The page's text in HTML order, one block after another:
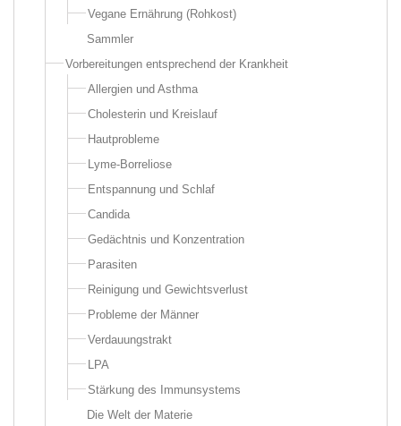
Vegane Ernährung (Rohkost)
Sammler
Vorbereitungen entsprechend der Krankheit
Allergien und Asthma
Cholesterin und Kreislauf
Hautprobleme
Lyme-Borreliose
Entspannung und Schlaf
Candida
Gedächtnis und Konzentration
Parasiten
Reinigung und Gewichtsverlust
Probleme der Männer
Verdauungstrakt
LPA
Stärkung des Immunsystems
Die Welt der Materie